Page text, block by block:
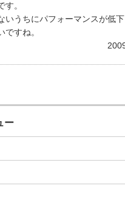
。
いうちにパフォーマンスが低下
ですね。
ー